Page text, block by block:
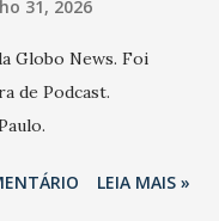
31, 2026
Globo News. Foi
de Podcast.
LEIA MAIS »